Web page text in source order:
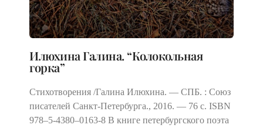
Илюхина Галина. “Колокольная
горка”
Стихотворения /Галина Илюхина. — СПБ. : Союз
писателей Санкт-Петербурга., 2016. — 76 с. ISBN
978–5‑4380–0163‑8 В книге петербургского поэта